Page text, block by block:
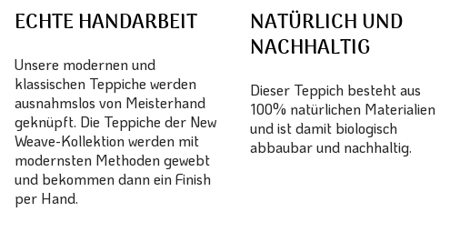
ECHTE HANDARBEIT
Unsere modernen und
klassischen Teppiche werden
ausnahmslos von Meisterhand
geknüpft. Die Teppiche der New
Weave-Kollektion werden mit
modernsten Methoden gewebt
und bekommen dann ein Finish
per Hand.
NATÜRLICH UND
NACHHALTIG
Dieser Teppich besteht aus
100% natürlichen Materialien
und ist damit biologisch
abbaubar und nachhaltig.